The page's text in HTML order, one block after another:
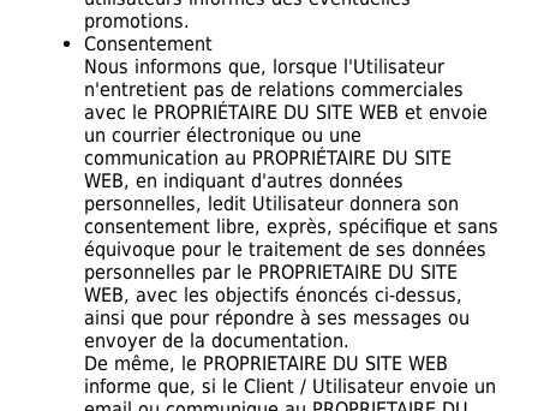
promotions.
Consentement
Nous informons que, lorsque l'Utilisateur
n'entretient pas de relations commerciales
avec le PROPRIÉTAIRE DU SITE WEB et envoie
un courrier électronique ou une
communication au PROPRIÉTAIRE DU SITE
WEB, en indiquant d'autres données
personnelles, ledit Utilisateur donnera son
consentement libre, exprès, spécifique et sans
équivoque pour le traitement de ses données
personnelles par le PROPRIETAIRE DU SITE
WEB, avec les objectifs énoncés ci-dessus,
ainsi que pour répondre à ses messages ou
envoyer de la documentation.
De même, le PROPRIETAIRE DU SITE WEB
informe que, si le Client / Utilisateur envoie un